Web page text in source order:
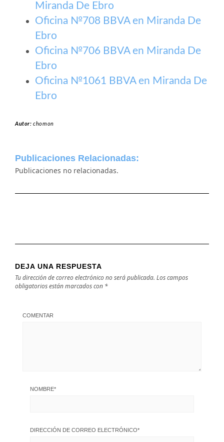
Miranda De Ebro
Oficina №708 BBVA en Miranda De
Ebro
Oficina №706 BBVA en Miranda De
Ebro
Oficina №1061 BBVA en Miranda De
Ebro
Autor:chomon
Publicaciones Relacionadas:
Publicaciones no relacionadas.
DEJA UNA RESPUESTA
Tu dirección de correo electrónico no será publicada. Los campos
obligatorios están marcados con *
COMENTAR
NOMBRE*
DIRECCIÓN DE CORREO ELECTRÓNICO*